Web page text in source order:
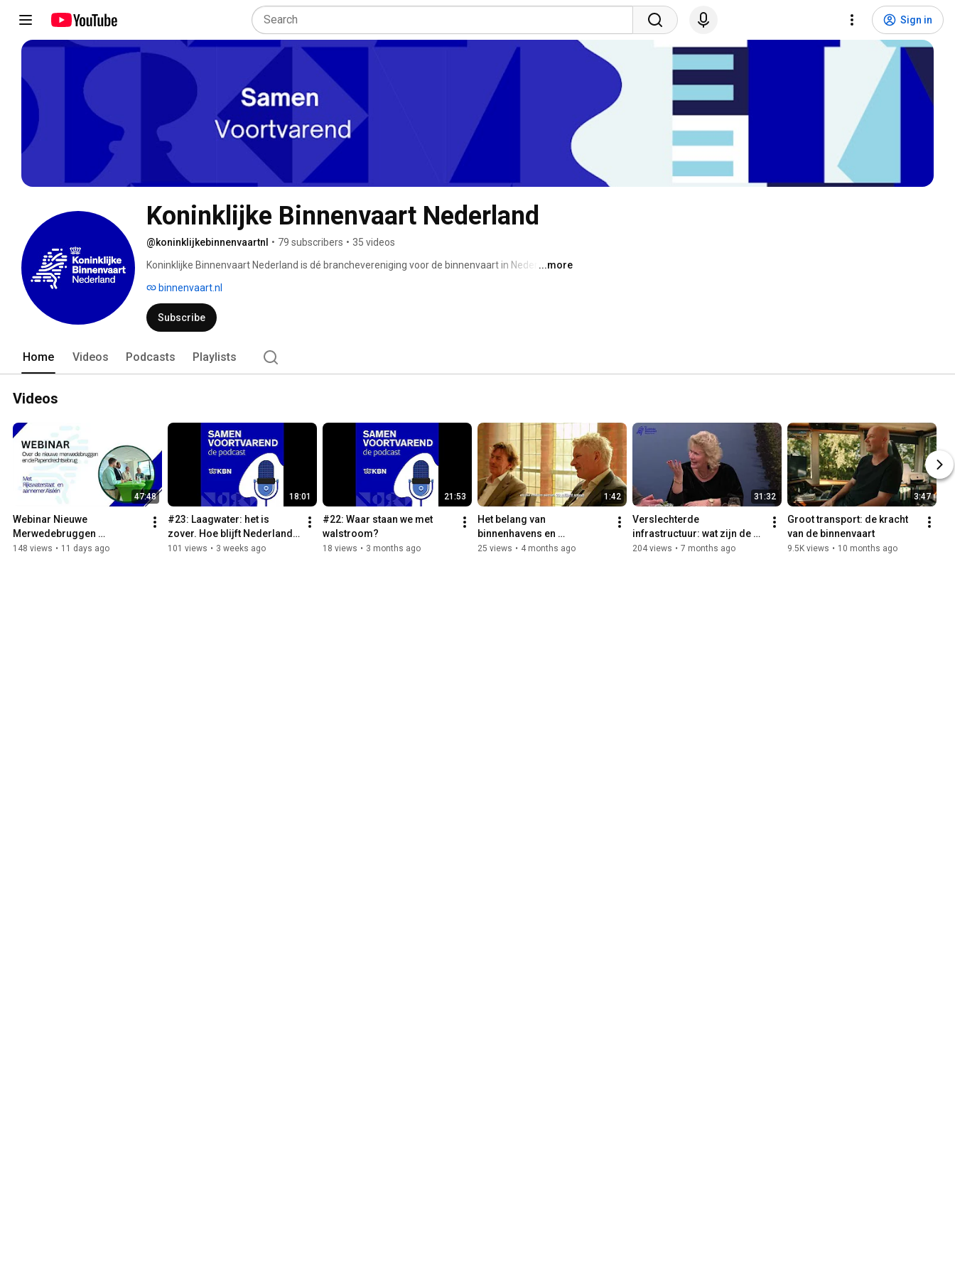
Sign in
Koninklijke Binnenvaart Nederland
@koninklijkebinnenvaartnl • 79 subscribers • 35 videos
Koninklijke Binnenvaart Nederland is dé branchevereniging voor de binnenvaart in Nederland
organisaties de vanzelfsprekende spreekbuis is namens de branche en voor haar leden. KBN
gaat zich inzetten voor de verschillende ledengroepen en voor de sector in het algemeen.  We
zijn actief op de domeinen duurzaamheid/vergroening, Modal Shift, digitalisering en veiligheid.
veel focus op de werkgeversbelangen en de arbeidsmarkt.
...more
binnenvaart.nl
Subscribe
Home Videos Podcasts Playlists
Videos
47:48
Webinar Nieuwe
Merwedebruggen
Gorinchem
148 views • 11 days ago
18:01
#23: Laagwater: het is
zover. Hoe blijft Nederland
draaiende?
101 views • 3 weeks ago
21:53
#22: Waar staan we met
walstroom?
18 views • 3 months ago
1:42
Het belang van
binnenhavens en
watergebonden logistiek
25 views • 4 months ago
31:32
Verslechterde
infrastructuur: wat zijn de
gevolgen en wat betekent dit
204 views • 7 months ago
3:47
Groot transport: de kracht
van de binnenvaart
9.5K views • 10 months ago